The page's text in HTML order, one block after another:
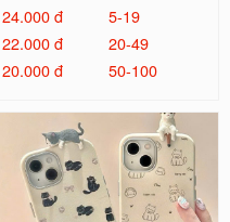
24.000 đ
5-19
22.000 đ
20-49
20.000 đ
50-100